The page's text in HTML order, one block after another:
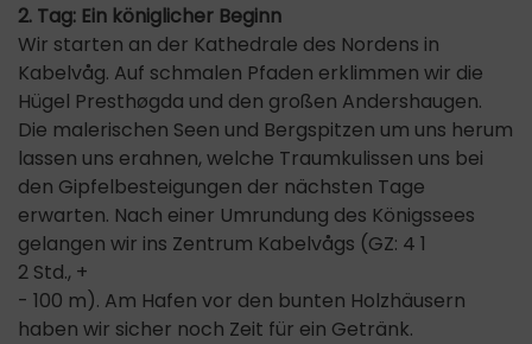
2. Tag: Ein königlicher Beginn
Wir starten an der Kathedrale des Nordens in
Kabelvåg. Auf schmalen Pfaden erklimmen wir die
Hügel Presthøgda und den großen Andershaugen.
Die malerischen Seen und Bergspitzen um uns herum
lassen uns erahnen, welche Traumkulissen uns bei
den Gipfelbesteigungen der nächsten Tage
erwarten. Nach einer Umrundung des Königssees
gelangen wir ins Zentrum Kabelvågs (GZ: 4 1
2 Std., +
- 100 m). Am Hafen vor den bunten Holzhäusern
haben wir sicher noch Zeit für ein Getränk.